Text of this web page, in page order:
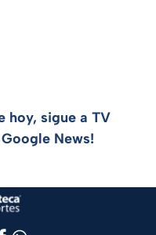
hoy, sigue a TV
News!